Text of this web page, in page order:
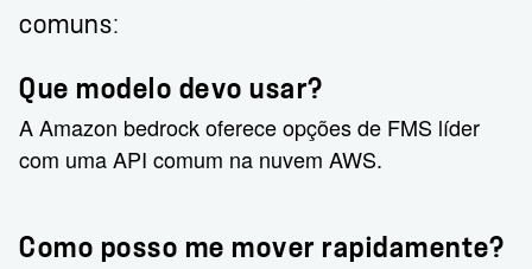
comuns:
Que modelo devo usar?
A Amazon bedrock oferece opções de FMS líder
com uma API comum na nuvem AWS.
Como posso me mover rapidamente?